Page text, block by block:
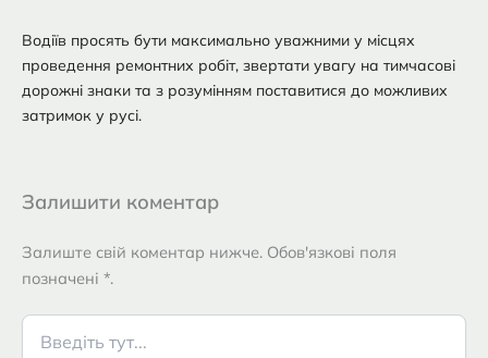
Водіїв просять бути максимально уважними у місцях
проведення ремонтних робіт, звертати увагу на тимчасові
дорожні знаки та з розумінням поставитися до можливих
затримок у русі.
Залишити коментар
Залиште свій коментар нижче. Обов'язкові поля
позначені *.
Введіть
тут...